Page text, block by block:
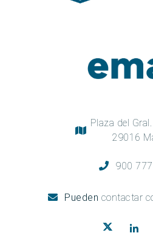
Plaza del
29016
900
Pueden contactar